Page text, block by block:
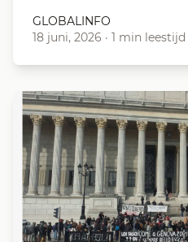
GLOBALINFO
18 juni, 2026 · 1 min leestijd